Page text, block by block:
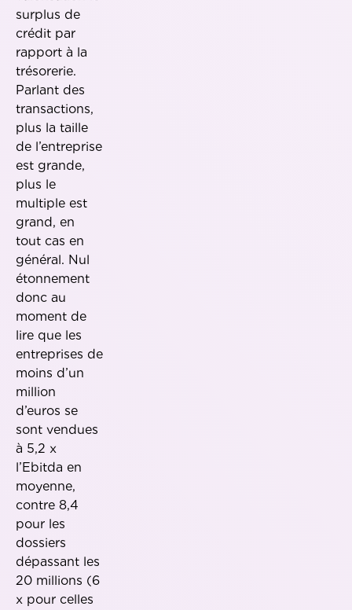
surplus de
crédit par
rapport à la
trésorerie.
Parlant des
transactions,
plus la taille
de l’entreprise
est grande,
plus le
multiple est
grand, en
tout cas en
général. Nul
étonnement
donc au
moment de
lire que les
entreprises de
moins d’un
million
d’euros se
sont vendues
à 5,2 x
l’Ebitda en
moyenne,
contre 8,4
pour les
dossiers
dépassant les
20 millions (6
x pour celles